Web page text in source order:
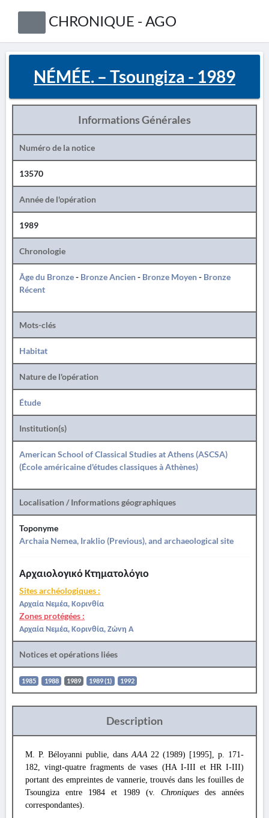
CHRONIQUE - AGO
NÉMÉE. – Tsoungiza - 1989
Informations Générales
Numéro de la notice
13570
Année de l'opération
1989
Chronologie
Âge du Bronze- Bronze Ancien- Bronze Moyen- Bronze
Récent
Mots-clés
Habitat
Nature de l'opération
Étude
Institution(s)
American School of Classical Studies at Athens (ASCSA)
(École américaine d'études classiques à Athènes)
Localisation / Informations géographiques
Toponyme
Archaia Nemea, Iraklio (Previous), and archaeological site
Αρχαιολογικό Κτηματολόγιο
Sites archéologiques :
Αρχαία Νεμέα, Κορινθία
Zones protégées :
Αρχαία Νεμέα, Κορινθία, Ζώνη Α
Notices et opérations liées
1985 1988 1989 1989 (1) 1992
Description
M. P. Béloyanni publie, dansAAA22 (1989) [1995], p. 171-
182, vingt-quatre fragments de vases (HA I-III et HR I-III)
portant des empreintes de vannerie, trouvés dans les fouilles de
Tsoungiza entre 1984 et 1989 (v. Chroniques des années
correspondantes).